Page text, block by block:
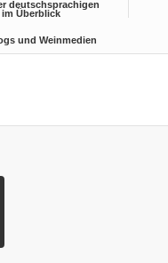
deutschsprachigen
im Überblick
und Weinmedien